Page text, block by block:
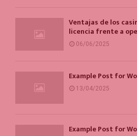
Ventajas de los
licencia frente a
06/06/2025
Example Post for
13/04/2025
Example Post for